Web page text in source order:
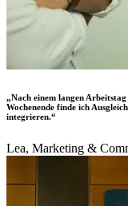
„Nach einem langen
Wochenende finde ich
integrieren.“
Lea, Marketing &